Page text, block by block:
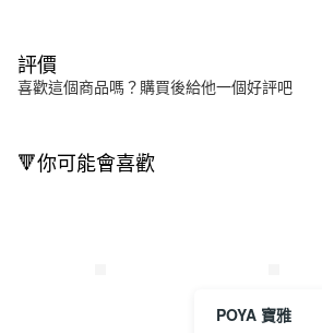
評價
喜歡這個商品嗎？購買後給他一個好評吧
🔻你可能會喜歡
POYA 寶雅